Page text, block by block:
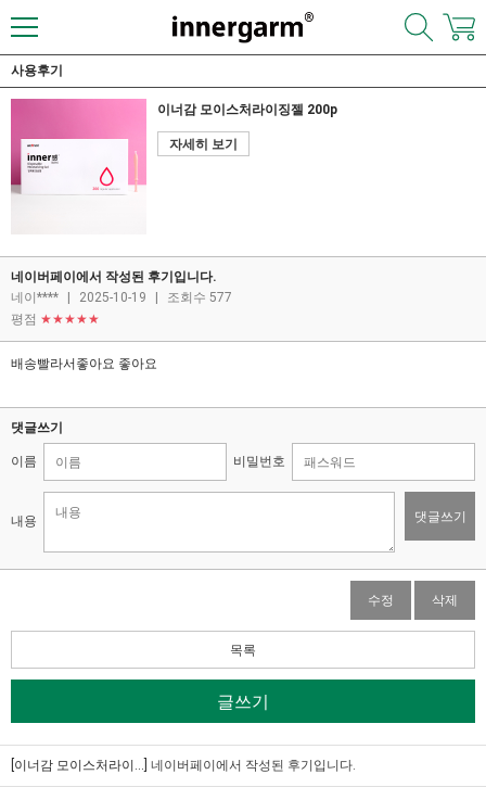
사용후기
이너감 모이스처라이징젤 200p
자세히 보기
네이버페이에서 작성된 후기입니다.
네이****
2025-10-19
조회수 577
평점 ★★★★★
배송빨라서좋아요 좋아요
댓글쓰기
이름 비밀번호
내용 댓글쓰기
수정 삭제
목록
글쓰기
[이너감 모이스처라이...] 네이버페이에서 작성된 후기입니다.